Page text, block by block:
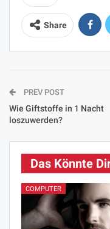
Share
PREV POST
Wie Giftstoffe in 1 Nacht
loszuwerden?
Das Könnte
COMPUTER